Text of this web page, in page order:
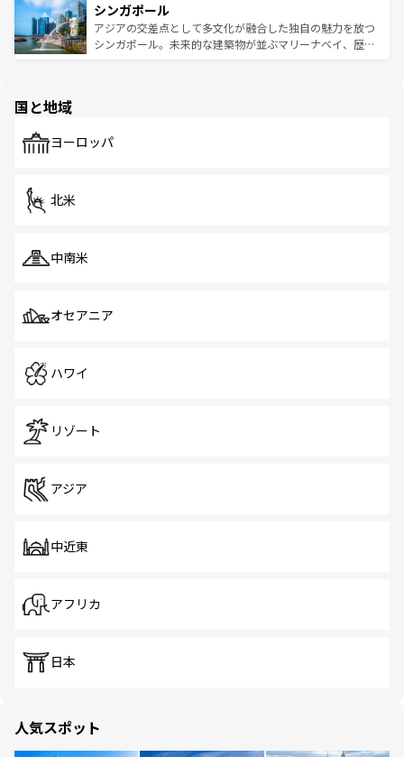
参照してほしい。
激する。気候は一年中温暖で、どの季節にも異なる楽しみ
が待っている。親しみやすいタイの人々、仏教を中心とし
た文化、そして多様な観光資源が、訪れる旅人を魅了し続
み、どこを訪れても感動するはず。観光スポットが密集し
ており、効率よく見どころを回れるのも魅力。息をのむよ
うな絶景から文化的な体験まで、香港を存分に楽しみ尽く
シンガポール
アジアの交差点として多文化が融合した独自の魅力を放つ
シンガポール。未来的な建築物が並ぶマリーナベイ、歴史
で、ホーカーズは地元の風情を楽しめる外せないスポット
国と地域
ヨーロッパ
北米
中南米
オセアニア
ハワイ
リゾート
アジア
中近東
アフリカ
日本
人気スポット